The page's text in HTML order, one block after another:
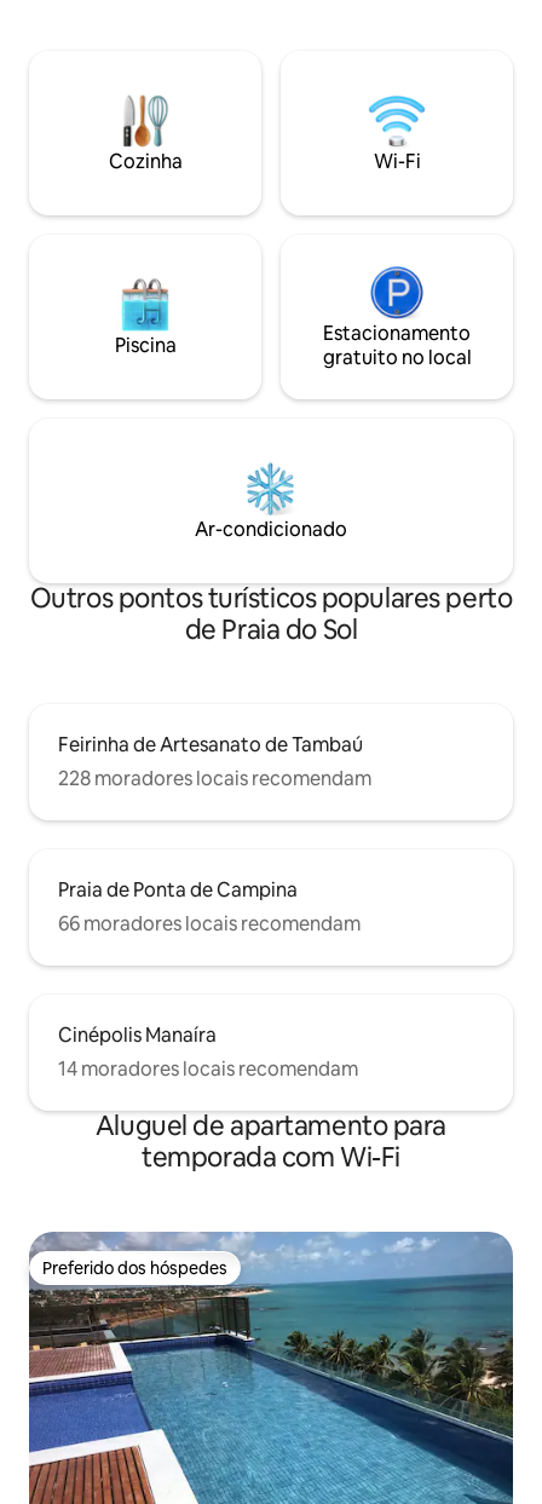
jacuzzi é aquecida e privativa! Contamos
também com um kit praia (cadeiras,
guarda-sol e caixa térmica).
eventos
Cozinha Wi-Fi
Piscina
Estacionamento
gratuito no local
Ar-condicionado
Outros pontos turísticos populares perto
de Praia do Sol
Feirinha de Artesanato de Tambaú
228 moradores locais recomendam
Praia de Ponta de Campina
66 moradores locais recomendam
Cinépolis Manaíra
14 moradores locais recomendam
Aluguel de apartamento para
temporada com Wi-Fi
Preferido dos hóspedes
Preferido dos hóspedes